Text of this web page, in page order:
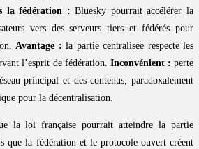
la fédération : Bluesky pourrait accélérer la
vers des serveurs tiers et fédérés pour
Avantage : la partie centralisée respecte les
l’esprit de fédération. Inconvénient : perte
principal et des contenus, paradoxalement
pour la décentralisation.
la loi française pourrait atteindre la partie
que la fédération et le protocole ouvert créent